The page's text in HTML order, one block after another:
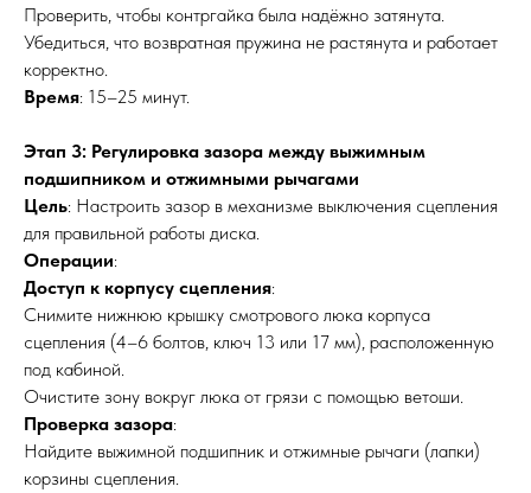
Проверить, чтобы контргайка была надёжно затянута.
Убедиться, что возвратная пружина не растянута и работает
корректно.
Время: 15–25 минут.
Этап 3: Регулировка зазора между выжимным
подшипником и отжимными рычагами
Цель: Настроить зазор в механизме выключения сцепления
для правильной работы диска.
Операции:
Доступ к корпусу сцепления:
Снимите нижнюю крышку смотрового люка корпуса
сцепления (4–6 болтов, ключ 13 или 17 мм), расположенную
под кабиной.
Очистите зону вокруг люка от грязи с помощью ветоши.
Проверка зазора:
Найдите выжимной подшипник и отжимные рычаги (лапки)
корзины сцепления.